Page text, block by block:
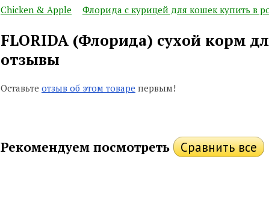
Chiсken & Apple
Флорида с курицей для кошек купить в
FLORIDA (Флорида) сухой корм
отзывы
Оставьте отзыв об этом товаре первым!
Рекомендуем посмотреть